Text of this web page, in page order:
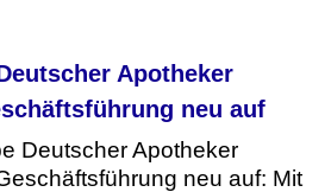
Apotheker
neu auf
Deutscher Apotheker
neu auf: Mit